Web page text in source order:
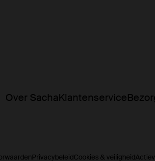
Over SachaKlantenservice
PrivacybeleidCookies & veiligheid